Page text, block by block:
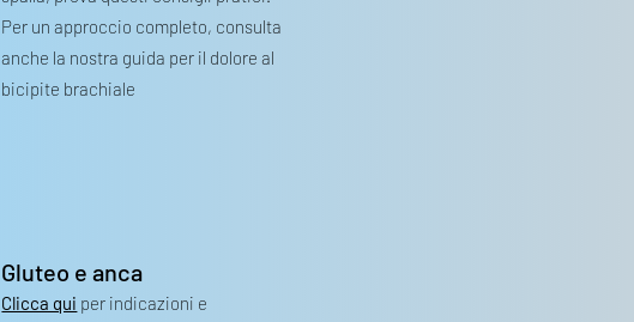
Per un approccio completo, consulta
anche la nostra guida per il dolore al
bicipite brachiale
Gluteo e anca
Clicca qui per indicazioni e